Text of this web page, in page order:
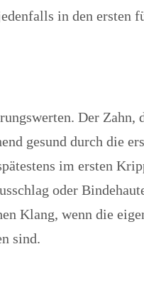
in den ersten
Der Zahn,
gesund durch die
im ersten
oder
Klang, wenn die
sind.